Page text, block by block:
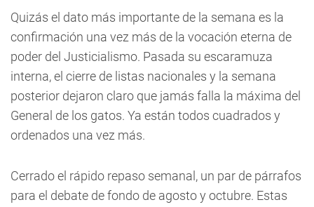
Quizás el dato más importante de la semana es la
confirmación una vez más de la vocación eterna de
poder del Justicialismo. Pasada su escaramuza
interna, el cierre de listas nacionales y la semana
posterior dejaron claro que jamás falla la máxima del
General de los gatos. Ya están todos cuadrados y
ordenados una vez más.
Cerrado el rápido repaso semanal, un par de párrafos
para el debate de fondo de agosto y octubre. Estas